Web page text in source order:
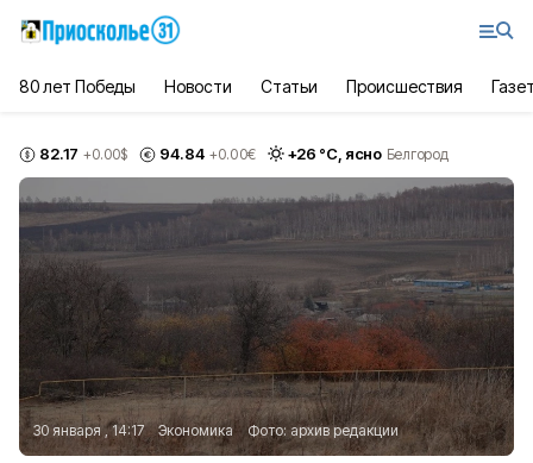
80 лет Победы Новости Статьи Происшествия
82.17 +0.00$ 94.84 +0.00€ +26 °С, ясно Белгород
30 января , 14:17 Экономика Фото: архив редакции